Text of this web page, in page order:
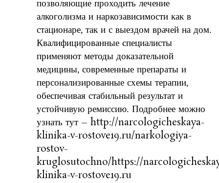
позволяющие проходить лечение
алкоголизма и наркозависимости как в
стационаре, так и с выездом врачей на дом.
Квалифицированные специалисты
применяют методы доказательной
медицины, современные препараты и
персонализированные схемы терапии,
обеспечивая стабильный результат и
устойчивую ремиссию. Подробнее можно
узнать тут – http://narcologicheskaya-
klinika-v-rostove19.ru/narkologiya-
rostov-
kruglosutochno/https://
klinika-v-rostove19.ru